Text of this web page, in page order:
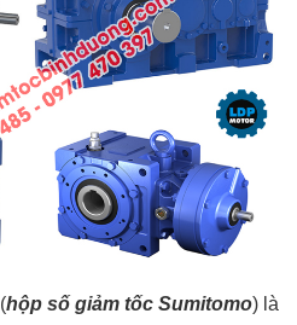
(hộp số giảm tốc Sumitomo) là